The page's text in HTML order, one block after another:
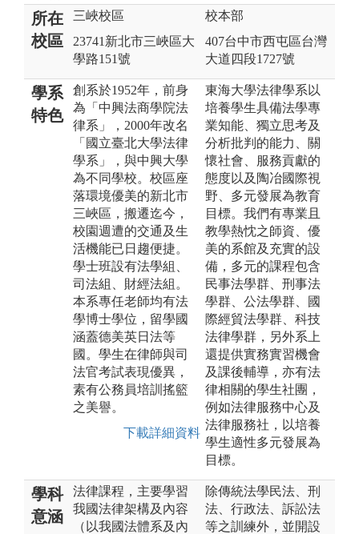
所在
校區
三峽校區
23741新北市三峽區大
學路151號
校本部
407台中市西屯區台灣
大道四段1727號
學系
特色
創系於1952年，前身
為「中興法商學院法
律系」，2000年改名
「國立臺北大學法律
學系」，與中興大學
為不同學校。校區座
落環境優美的新北市
三峽區，搬遷迄今，
校園週遭的交通及生
活機能已日趨便捷。
學士班設有法學組、
司法組、財經法組。
本系專任老師均有法
學博士學位，留學國
涵蓋德美英日法等
國。學生在律師與司
法官考試表現優異，
素有公務員培訓搖籃
之美譽。
下載詳細資料
東海大學法律學系以
培養學生具備法學專
業知能、獨立思考及
分析批判的能力、關
懷社會、服務貢獻的
態度以及陶冶國際視
野、多元發展為教育
目標。我們有專業且
教學熱忱之師資、優
美的系館及充實的設
備，多元的課程包含
民事法學群、刑事法
學群、公法學群、國
際經貿法學群、科技
法律學群，另外系上
還提供實務實習機會
及課後輔導，亦有法
律相關的學生社團，
例如法律服務中心及
法律服務社，以培養
學生適性多元發展為
目標。
學科
意涵
法律課程，主要學習
我國法律架構及內容
（以我國法體系及內
除傳統法學民法、刑
法、行政法、訴訟法
等之訓練外，並開設